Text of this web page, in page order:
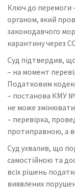
Ключ до перемоги
органом, який
законодавчого
карантину через
Суд підтвердив,
– на момент
Податковим
– постанова КМУ №
не може
– перевірка,
протиправною, а
Суд ухвалив, що
самостійною та
всіх рішень
виявлених